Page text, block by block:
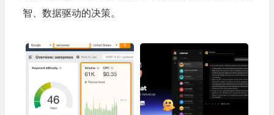
智、数据驱动的决策。